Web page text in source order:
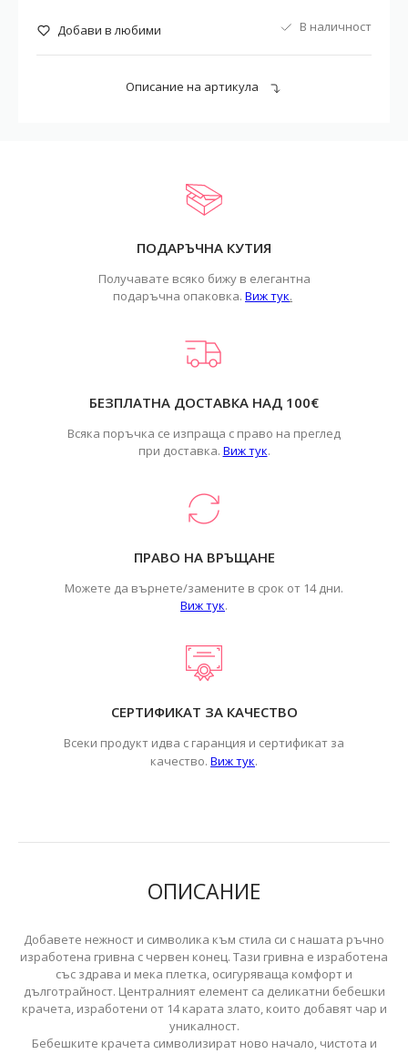
Добави в любими В наличност
Описание на артикула
ПОДАРЪЧНА КУТИЯ
Получавате всяко бижу в елегантна
подаръчна опаковка. Виж тук.
БЕЗПЛАТНА ДОСТАВКА НАД 100€
Всяка поръчка се изпраща с право на преглед
при доставка. Виж тук.
ПРАВО НА ВРЪЩАНЕ
Можете да върнете/замените в срок от 14 дни.
Виж тук.
СЕРТИФИКАТ ЗА КАЧЕСТВО
Всеки продукт идва с гаранция и сертификат за
качество. Виж тук.
ОПИСАНИЕ
Добавете нежност и символика към стила си с нашата ръчно
изработена гривна с червен конец. Тази гривна е изработена
със здрава и мека плетка, осигуряваща комфорт и
дълготрайност. Централният елемент са деликатни бебешки
крачета, изработени от 14 карата злато, които добавят чар и
уникалност.
Бебешките крачета символизират ново начало, чистота и